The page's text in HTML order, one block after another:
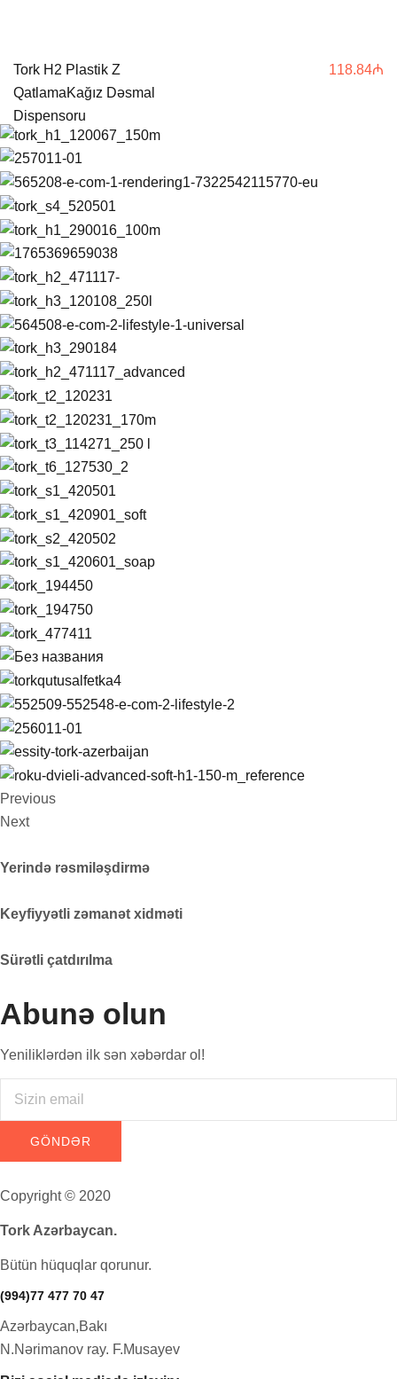
Tork H2 Plastik Z
QatlamaKağız Dəsmal
Dispensoru
118.84₼
Previous
Next
Yerində rəsmiləşdirmə
Keyfiyyətli zəmanət xidməti
Sürətli çatdırılma
Abunə olun
Yeniliklərdən ilk sən xəbərdar ol!
Copyright © 2020
Tork Azərbaycan.
Bütün hüquqlar qorunur.
(994)77 477 70 47
Azərbaycan,Bakı
N.Nərimanov ray. F.Musayev